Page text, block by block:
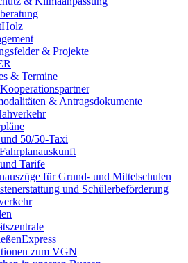
& Projekte
& Termine
& Antragsdokumente
50/50-Taxi
Tarife
für Grund- und Mittelschulen
und Schülerbeförderung
zum VGN